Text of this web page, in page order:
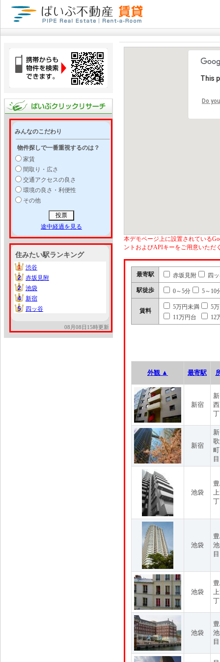
みんなのこだわり
物件探しで一番重視するのは？
家賃
間取り・広さ
交通アクセスの良さ
環境の良さ・利便性
その他
途中経過を見る
住みたい駅ランキング
1
1
渋谷
2
2
赤坂見附
2
2
池袋
4
4
新宿
5
5 四ッ谷
08月08日15時更新
This
Do
本デモページ上に設置されている
ントおよびAPIキーをご用意いただ
最寄駅 赤坂見附 四
駅徒歩 0～5分 5～10
賃料
5万円未満
5
11万円台
12
外観 ▲ 最寄駅
新宿
新宿
目
池袋
池袋
目
池袋
池袋